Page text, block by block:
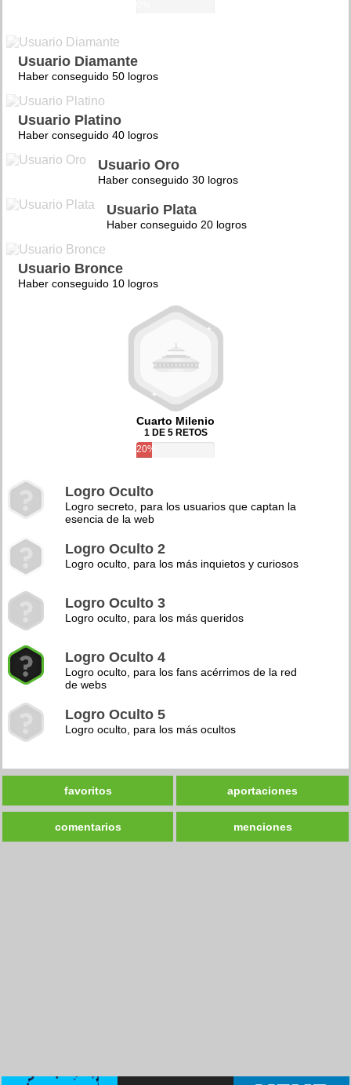
Usuario Diamante
Haber conseguido 50 logros
Usuario Platino
Haber conseguido 40 logros
Usuario Oro
Haber conseguido 30 logros
Usuario Plata
Haber conseguido 20 logros
Usuario Bronce
Haber conseguido 10 logros
Cuarto Milenio
1 DE 5 RETOS
20%
Logro Oculto
Logro secreto, para los usuarios que captan la
esencia de la web
Logro Oculto 2
Logro oculto, para los más inquietos y curiosos
Logro Oculto 3
Logro oculto, para los más queridos
Logro Oculto 4
Logro oculto, para los fans acérrimos de la red
de webs
Logro Oculto 5
Logro oculto, para los más ocultos
favoritos aportaciones
comentarios menciones